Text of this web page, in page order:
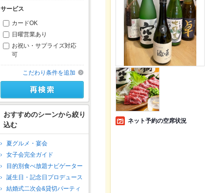
サービス
カードOK
日曜営業あり
お祝い・サプライズ対応
可
こだわり条件を追加
おすすめのシーンから絞り
込む
夏グルメ・宴会
女子会完全ガイド
目的別食べ放題ナビゲーター
誕生日・記念日プロデュース
結婚式二次会&貸切パーティ
ネット予約の空席状況